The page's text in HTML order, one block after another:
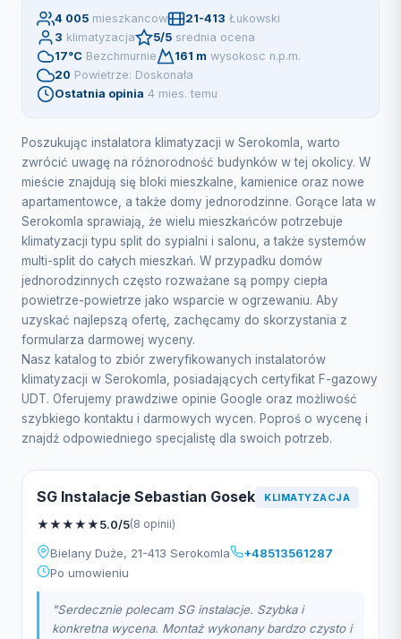
4 005 mieszkancow 21-413 Łukowski
3 klimatyzacja 5/5 srednia ocena
17°C Bezchmurnie 161 m wysokosc n.p.m.
20 Powietrze: Doskonała
Ostatnia opinia 4 mies. temu
Poszukując instalatora klimatyzacji w Serokomla, warto
zwrócić uwagę na różnorodność budynków w tej okolicy. W
mieście znajdują się bloki mieszkalne, kamienice oraz nowe
apartamentowce, a także domy jednorodzinne. Gorące lata w
Serokomla sprawiają, że wielu mieszkańców potrzebuje
klimatyzacji typu split do sypialni i salonu, a także systemów
multi-split do całych mieszkań. W przypadku domów
jednorodzinnych często rozważane są pompy ciepła
powietrze-powietrze jako wsparcie w ogrzewaniu. Aby
uzyskać najlepszą ofertę, zachęcamy do skorzystania z
formularza darmowej wyceny.
Nasz katalog to zbiór zweryfikowanych instalatorów
klimatyzacji w Serokomla, posiadających certyfikat F-gazowy
UDT. Oferujemy prawdziwe opinie Google oraz możliwość
szybkiego kontaktu i darmowych wycen. Poproś o wycenę i
znajdź odpowiedniego specjalistę dla swoich potrzeb.
SG Instalacje Sebastian Gosek KLIMATYZACJA
★★★★★5.0/5(8 opinii)
Bielany Duże, 21-413 Serokomla
+48513561287
Po umowieniu
"Serdecznie polecam SG instalacje. Szybka i
konkretna wycena. Montaż wykonany bardzo czysto i